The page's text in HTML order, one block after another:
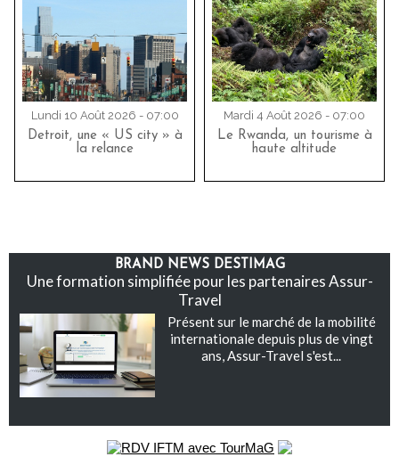
Lundi 10 Août 2026 - 07:00
Detroit, une « US city » à
la relance
Mardi 4 Août 2026 - 07:00
Le Rwanda, un tourisme à
haute altitude
BRAND NEWS DESTIMAG
Une formation simplifiée pour les partenaires Assur-
Travel
Présent sur le marché de la mobilité
internationale depuis plus de vingt
ans, Assur-Travel s'est...